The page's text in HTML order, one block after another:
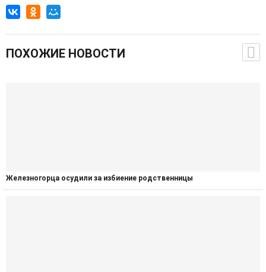
ПОХОЖИЕ НОВОСТИ
Железногорца осудили за избиение родственницы